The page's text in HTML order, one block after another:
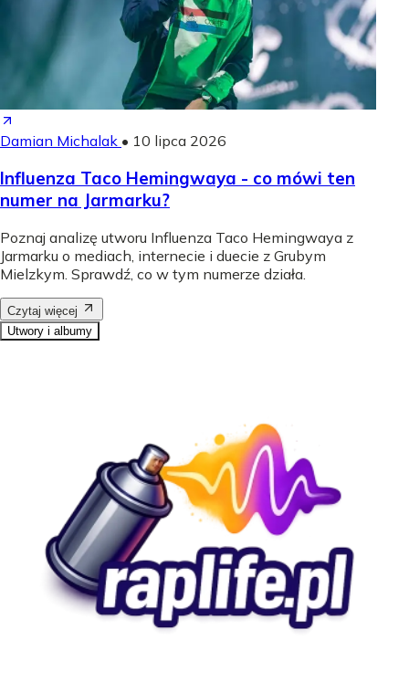
Damian Michalak • 10 lipca 2026
Influenza Taco Hemingwaya - co mówi ten
numer na Jarmarku?
Poznaj analizę utworu Influenza Taco Hemingwaya z
Jarmarku o mediach, internecie i duecie z Grubym
Mielzkym. Sprawdź, co w tym numerze działa.
Czytaj więcej
Utwory i albumy